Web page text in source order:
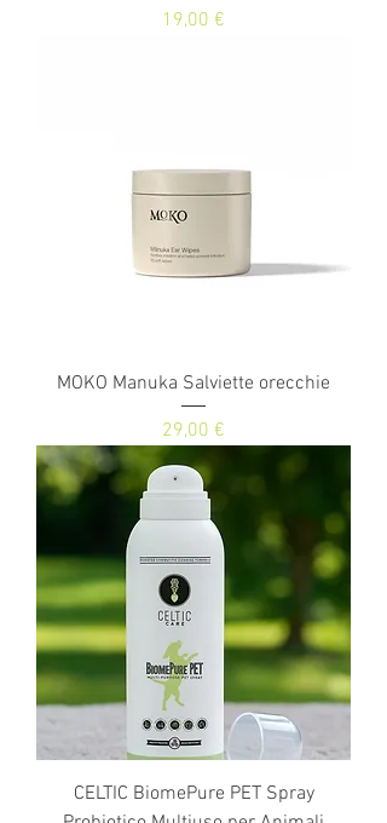
Prezzo
19,00 €
MOKO Manuka Salviette orecchie
Prezzo
29,00 €
CELTIC BiomePure PET Spray